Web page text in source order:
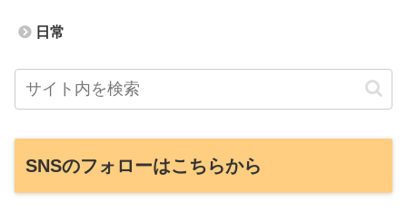
日常
SNSのフォローはこちらから